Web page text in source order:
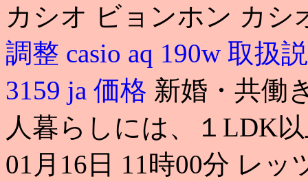
カシオ ビョンホン カシ
調整 casio aq 190w 取扱
3159 ja 価格 新婚・共働
人暮らしには、１LDK
01月16日 11時00分 レ